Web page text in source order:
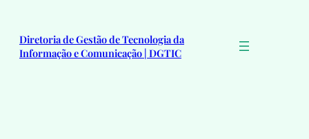
conteúdo
Diretoria de Gestão de Tecnologia da
Informação e Comunicação | DGTIC